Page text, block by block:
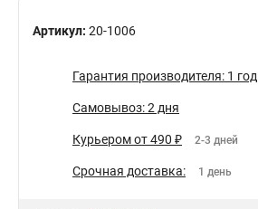
Артикул: 20-1006
Гарантия производителя: 1 год
Самовывоз: 2 дня
Курьером от 490 ₽ 2-3 дней
Срочная доставка: 1 день